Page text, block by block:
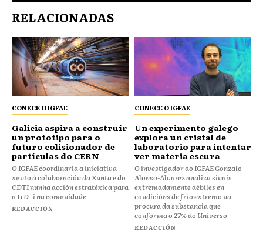
RELACIONADAS
COÑECE O IGFAE
Galicia aspira a construír
un prototipo para o
futuro colisionador de
partículas do CERN
O IGFAE coordinaría a iniciativa
xunto á colaboración da Xunta e do
CDTI nunha acción estratéxica para
a I+D+i na comunidade
REDACCIÓN
COÑECE O IGFAE
Un experimento galego
explora un cristal de
laboratorio para intentar
ver materia escura
O investigador do IGFAE Gonzalo
Alonso-Álvarez analiza sinais
extremadamente débiles en
condicións de frío extremo na
procura da substancia que
conforma o 27% do Universo
REDACCIÓN